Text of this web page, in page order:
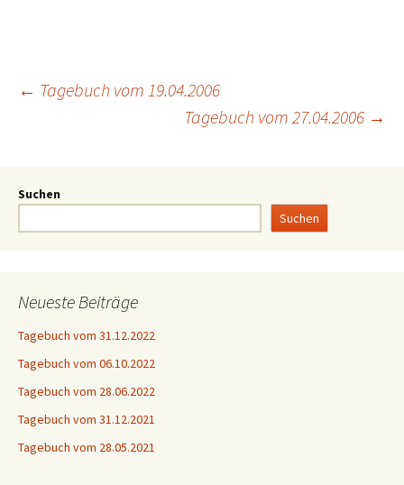
← Tagebuch vom 19.04.2006
Tagebuch vom 27.04.2006 →
Suchen
Suchen
Neueste Beiträge
Tagebuch vom 31.12.2022
Tagebuch vom 06.10.2022
Tagebuch vom 28.06.2022
Tagebuch vom 31.12.2021
Tagebuch vom 28.05.2021